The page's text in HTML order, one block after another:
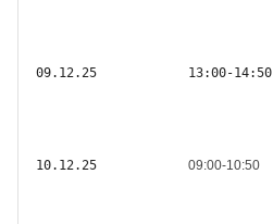
09.12.25 13:00-14:50
10.12.25 09:00-10:50